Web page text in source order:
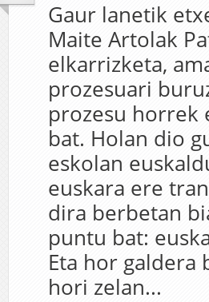
Gaur lanetik
Maite Artolak
elkarrizketa,
prozesuari
prozesu horrek
bat. Holan dio
eskolan
euskara ere
dira berbetan
puntu bat:
Eta hor galdera
hori zelan...